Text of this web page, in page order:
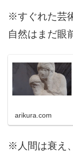
※すぐれた芸
自然はまだ眼
arikura.com
※人間は衰え